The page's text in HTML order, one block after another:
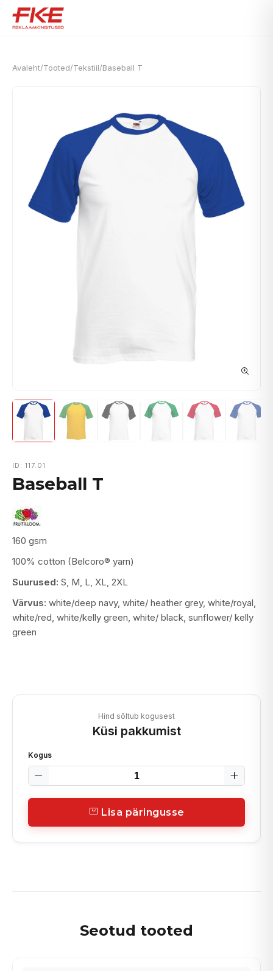
Avaleht/Tooted/Tekstiil/Baseball T
ID: 117.01
Baseball T
160 gsm
100% cotton (Belcoro® yarn)
Suurused: S, M, L, XL, 2XL
Värvus: white/deep navy, white/ heather grey, white/royal,
white/red, white/kelly green, white/ black, sunflower/ kelly
green
Hind sõltub kogusest
Küsi pakkumist
Kogus
Lisa päringusse
Seotud tooted